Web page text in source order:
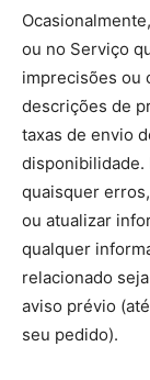
ou no Serviço
imprecisões ou
descrições de
taxas de envio
quaisquer
ou atualizar
qualquer
relacionado
aviso prévio
seu pedido).